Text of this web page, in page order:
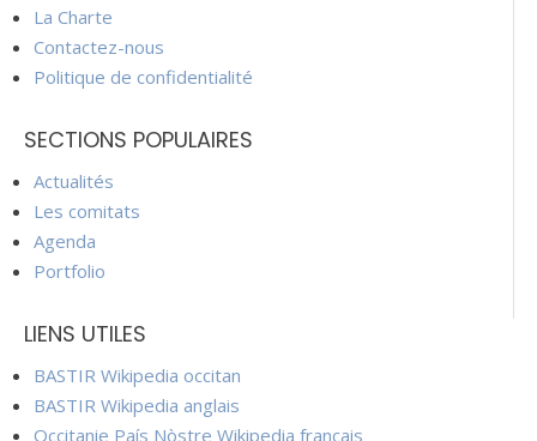
La Charte
Contactez-nous
Politique de confidentialité
SECTIONS POPULAIRES
Actualités
Les comitats
Agenda
Portfolio
LIENS UTILES
BASTIR Wikipedia occitan
BASTIR Wikipedia anglais
Occitanie País Nòstre Wikipedia français